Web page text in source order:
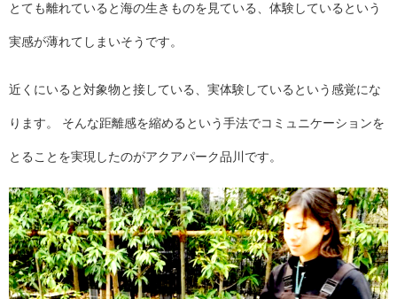
とても離れていると海の生きものを見ている、体験しているという
実感が薄れてしまいそうです。
近くにいると対象物と接している、実体験しているという感覚にな
ります。 そんな距離感を縮めるという手法でコミュニケーションを
とることを実現したのがアクアパーク品川です。